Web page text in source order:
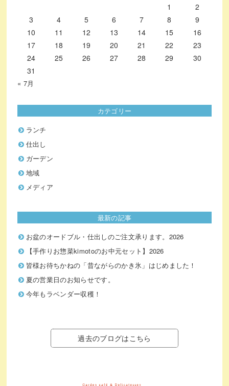
1
2
3
4 5 6 7 8
9
10
11 12 13 14 15
16
17
18 19 20 21 22
23
24
25 26 27 28 29
30
31
« 7月
カテゴリー
ランチ
仕出し
ガーデン
地域
メディア
最新の記事
お盆のオードブル・仕出しのご注文承ります。2026
【手作りお惣菜kimotoのお中元セット】2026
皆様お待ちかねの「昔ながらのかき氷」はじめました！
夏の営業日のお知らせです。
今年もラベンダー収穫！
過去のブログはこちら